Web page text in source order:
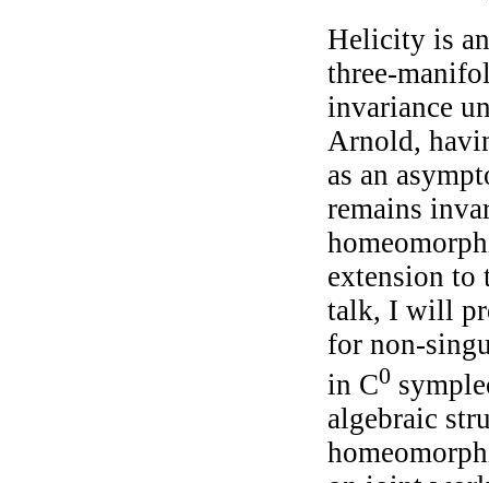
Helicity is
three-
invariance
Arnold,
as an
remains
extension
talk, I will
for non-
in C0
algebraic